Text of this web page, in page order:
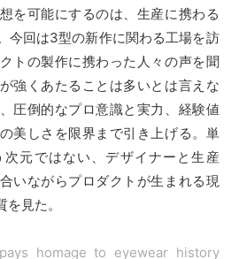
を可能にするのは、生産に携わる
今回は3型の新作に関わる工場を訪
トの製作に携わった人々の声を聞
強くあたることは多いとは言えな
圧倒的なプロ意識と実力、経験値
美しさを限界まで引き上げる。単
元ではない、デザイナーと生産
いながらプロダクトが生まれる現
見た。
homage to eyewear history